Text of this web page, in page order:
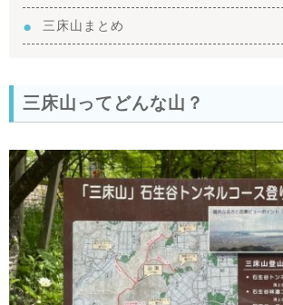
三床山まとめ
三床山ってどんな山？